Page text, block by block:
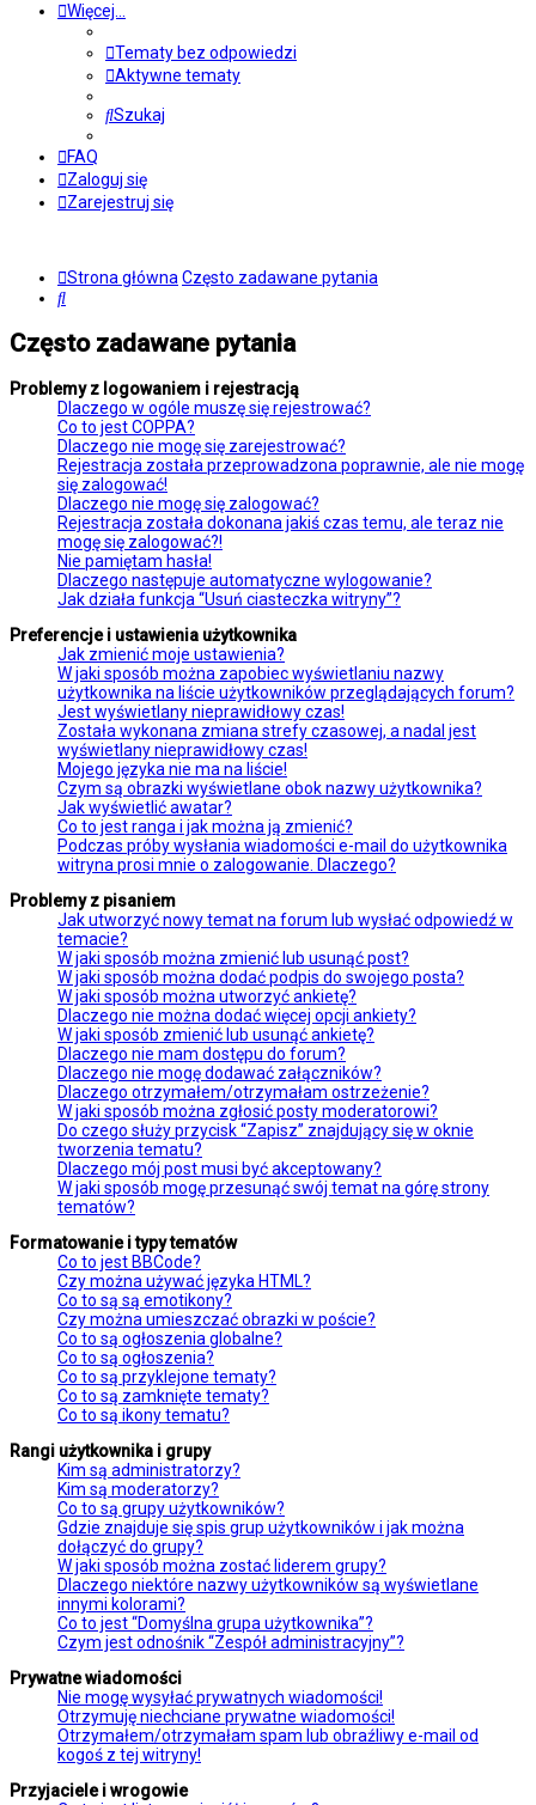
Więcej…
Tematy bez odpowiedzi
Aktywne tematy
Szukaj
FAQ
Zaloguj się
Zarejestruj się
Strona główna Często zadawane pytania
Szukaj
Często zadawane pytania
Problemy z logowaniem i rejestracją
Dlaczego w ogóle muszę się rejestrować?
Co to jest COPPA?
Dlaczego nie mogę się zarejestrować?
Rejestracja została przeprowadzona poprawnie, ale nie mogę
się zalogować!
Dlaczego nie mogę się zalogować?
Rejestracja została dokonana jakiś czas temu, ale teraz nie
mogę się zalogować?!
Nie pamiętam hasła!
Dlaczego następuje automatyczne wylogowanie?
Jak działa funkcja “Usuń ciasteczka witryny”?
Preferencje i ustawienia użytkownika
Jak zmienić moje ustawienia?
W jaki sposób można zapobiec wyświetlaniu nazwy
użytkownika na liście użytkowników przeglądających forum?
Jest wyświetlany nieprawidłowy czas!
Została wykonana zmiana strefy czasowej, a nadal jest
wyświetlany nieprawidłowy czas!
Mojego języka nie ma na liście!
Czym są obrazki wyświetlane obok nazwy użytkownika?
Jak wyświetlić awatar?
Co to jest ranga i jak można ją zmienić?
Podczas próby wysłania wiadomości e-mail do użytkownika
witryna prosi mnie o zalogowanie. Dlaczego?
Problemy z pisaniem
Jak utworzyć nowy temat na forum lub wysłać odpowiedź w
temacie?
W jaki sposób można zmienić lub usunąć post?
W jaki sposób można dodać podpis do swojego posta?
W jaki sposób można utworzyć ankietę?
Dlaczego nie można dodać więcej opcji ankiety?
W jaki sposób zmienić lub usunąć ankietę?
Dlaczego nie mam dostępu do forum?
Dlaczego nie mogę dodawać załączników?
Dlaczego otrzymałem/otrzymałam ostrzeżenie?
W jaki sposób można zgłosić posty moderatorowi?
Do czego służy przycisk “Zapisz” znajdujący się w oknie
tworzenia tematu?
Dlaczego mój post musi być akceptowany?
W jaki sposób mogę przesunąć swój temat na górę strony
tematów?
Formatowanie i typy tematów
Co to jest BBCode?
Czy można używać języka HTML?
Co to są są emotikony?
Czy można umieszczać obrazki w poście?
Co to są ogłoszenia globalne?
Co to są ogłoszenia?
Co to są przyklejone tematy?
Co to są zamknięte tematy?
Co to są ikony tematu?
Rangi użytkownika i grupy
Kim są administratorzy?
Kim są moderatorzy?
Co to są grupy użytkowników?
Gdzie znajduje się spis grup użytkowników i jak można
dołączyć do grupy?
W jaki sposób można zostać liderem grupy?
Dlaczego niektóre nazwy użytkowników są wyświetlane
innymi kolorami?
Co to jest “Domyślna grupa użytkownika”?
Czym jest odnośnik “Zespół administracyjny”?
Prywatne wiadomości
Nie mogę wysyłać prywatnych wiadomości!
Otrzymuję niechciane prywatne wiadomości!
Otrzymałem/otrzymałam spam lub obraźliwy e-mail od
kogoś z tej witryny!
Przyjaciele i wrogowie